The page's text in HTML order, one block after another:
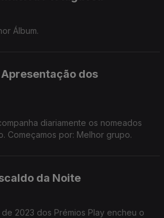
Álbum.
Apresentação dos
diariamente os nomeados
Começamos por: Melhor grupo.
da Noite
2023 dos Prémios Play encheu o